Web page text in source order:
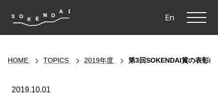
En
HOME TOPICS 2019年度 第3回SOKENDAI賞の表彰に
2019.10.01